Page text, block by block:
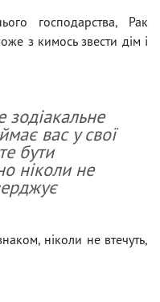
господарства, Рак
з кимось звести дім і
зодіакальне
вас у свої
бути
ніколи не
ніколи не втечуть,